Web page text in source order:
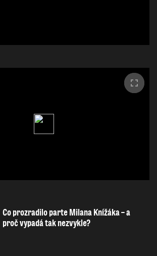
Co prozradilo parte Milana Knížáka – a
proč vypadá tak nezvykle?